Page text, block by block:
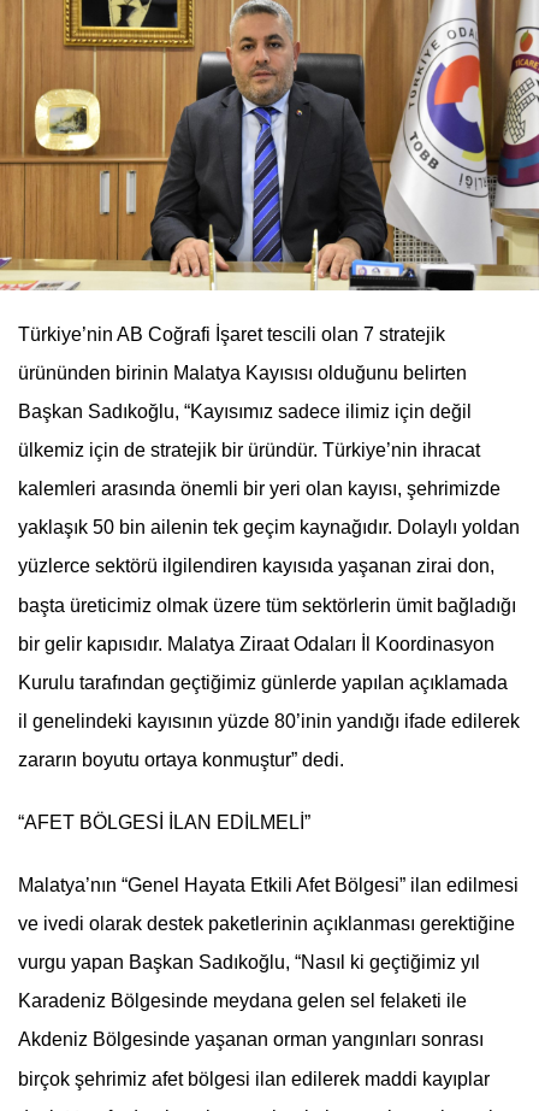
Türkiye’nin AB Coğrafi İşaret tescili olan 7 stratejik
ürününden birinin Malatya Kayısısı olduğunu belirten
Başkan Sadıkoğlu, “Kayısımız sadece ilimiz için değil
ülkemiz için de stratejik bir üründür. Türkiye’nin ihracat
kalemleri arasında önemli bir yeri olan kayısı, şehrimizde
yaklaşık 50 bin ailenin tek geçim kaynağıdır. Dolaylı yoldan
yüzlerce sektörü ilgilendiren kayısıda yaşanan zirai don,
başta üreticimiz olmak üzere tüm sektörlerin ümit bağladığı
bir gelir kapısıdır. Malatya Ziraat Odaları İl Koordinasyon
Kurulu tarafından geçtiğimiz günlerde yapılan açıklamada
il genelindeki kayısının yüzde 80’inin yandığı ifade edilerek
zararın boyutu ortaya konmuştur” dedi.
“AFET BÖLGESİ İLAN EDİLMELİ”
Malatya’nın “Genel Hayata Etkili Afet Bölgesi” ilan edilmesi
ve ivedi olarak destek paketlerinin açıklanması gerektiğine
vurgu yapan Başkan Sadıkoğlu, “Nasıl ki geçtiğimiz yıl
Karadeniz Bölgesinde meydana gelen sel felaketi ile
Akdeniz Bölgesinde yaşanan orman yangınları sonrası
birçok şehrimiz afet bölgesi ilan edilerek maddi kayıplar